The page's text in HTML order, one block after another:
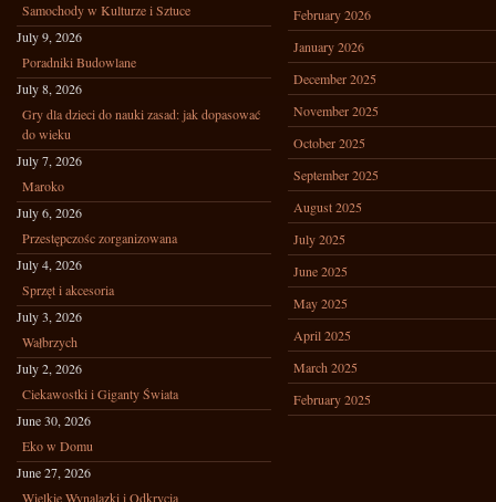
Samochody w Kulturze i Sztuce
July 9, 2026
Poradniki Budowlane
July 8, 2026
Gry dla dzieci do nauki zasad: jak dopasować
do wieku
July 7, 2026
Maroko
July 6, 2026
Przestępczośc zorganizowana
July 4, 2026
Sprzęt i akcesoria
July 3, 2026
Wałbrzych
July 2, 2026
Ciekawostki i Giganty Świata
June 30, 2026
Eko w Domu
June 27, 2026
Wielkie Wynalazki i Odkrycia
February 2026
January 2026
December 2025
November 2025
October 2025
September 2025
August 2025
July 2025
June 2025
May 2025
April 2025
March 2025
February 2025